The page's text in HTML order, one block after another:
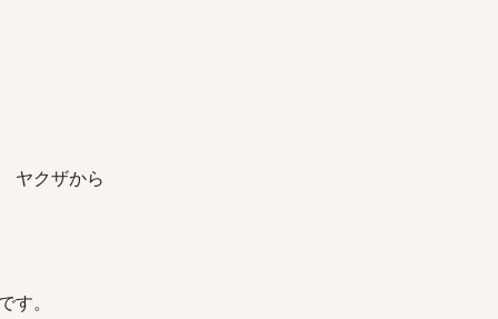
クザから
。